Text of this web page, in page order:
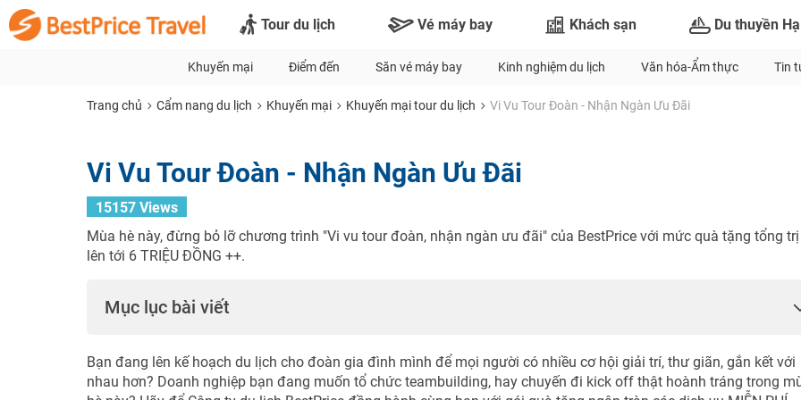
Tour du lịch Vé máy bay Khách sạn Du thuyền
Khuyến mại Điểm đến Săn vé máy bay Kinh nghiệm du lịch Văn hóa-Ẩm thực Tin
Trang chủ Cẩm nang du lịch Khuyến mại Khuyến mại tour du lịch Vi Vu Tour Đoàn - Nhận Ngàn Ưu Đãi
Vi Vu Tour Đoàn - Nhận Ngàn Ưu Đãi
15157 Views
Mùa hè này, đừng bỏ lỡ chương trình "Vi vu tour đoàn, nhận ngàn ưu đãi" của BestPrice với mức quà tặng tổng
lên tới 6 TRIỆU ĐỒNG ++.
Mục lục bài viết
Bạn đang lên kế hoạch du lịch cho đoàn gia đình mình để mọi người có nhiều cơ hội giải trí, thư giãn, gắn kết với
nhau hơn? Doanh nghiệp bạn đang muốn tổ chức teambuilding, hay chuyến đi kick off thật hoành tráng trong